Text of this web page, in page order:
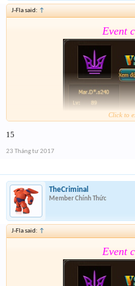
J-Fla said: ↑
Event
Click to
15
23 Tháng tư 2017
TheCriminal
Member Chính Thức
J-Fla said: ↑
Event